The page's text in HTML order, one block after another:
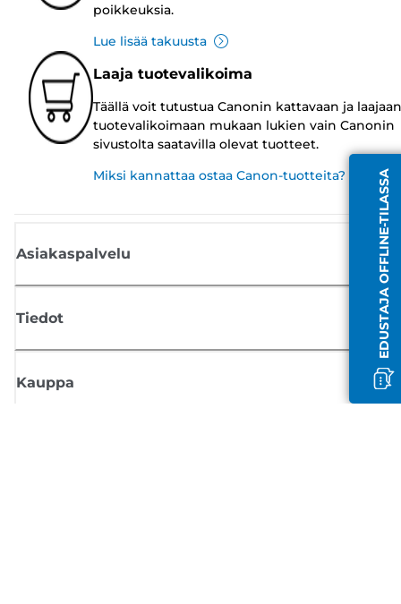
EDUSTAJA OFFLINE-TILASSA
poikkeuksia.
Lue lisää takuusta
Laaja tuotevalikoima
Täällä voit tutustua Canonin kattavaan ja laajaan
tuotevalikoimaan mukaan lukien vain Canonin
sivustolta saatavilla olevat tuotteet.
Miksi kannattaa ostaa Canon-tuotteita?
Asiakaspalvelu
Tiedot
Kauppa